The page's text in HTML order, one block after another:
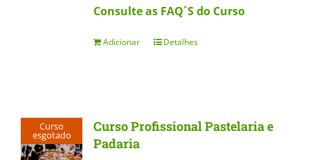
page
Consulte as FAQ´S do Curso
Adicionar Detalhes
Curso
esgotado
Curso Profissional Pastelaria e
Padaria